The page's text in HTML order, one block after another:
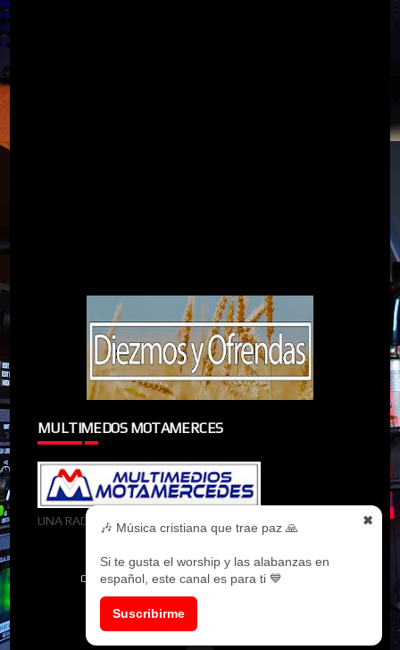
✖
🎶 Música cristiana que trae paz 🙏
Si te gusta el worship y las alabanzas en
español, este canal es para ti 💙
Suscribirme
MULTIMEDOS MOTAMERCES
UNA RADIOMIEMBRO DE MULTIMEDOS MOTAMERCES
CREATED BY SORATEMPLATES | DISTRIBUTED BY